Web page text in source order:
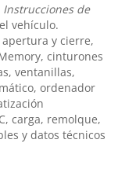
Instrucciones de
vehículo.
y cierre,
cinturones
ventanillas,
ordenador
carga, remolque,
y datos técnicos